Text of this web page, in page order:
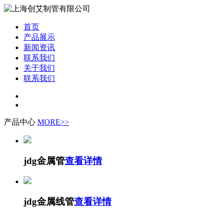
首页
产品展示
新闻资讯
联系我们
关于我们
联系我们
产品中心 MORE>>
jdg金属管查看详情
jdg金属线管查看详情